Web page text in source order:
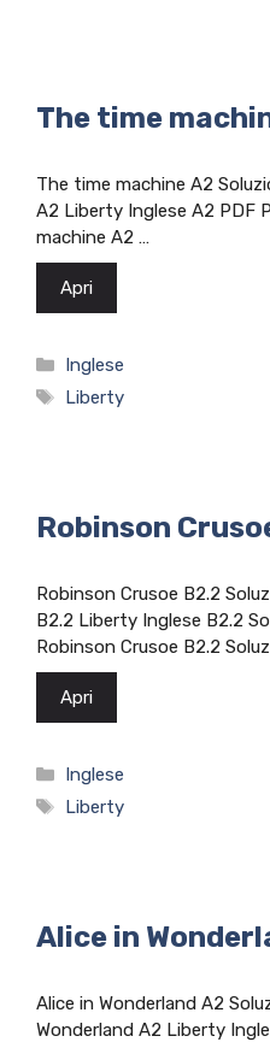
The time
The time machine A2
A2 Liberty Inglese A2 PDF
machine A2 …
Apri
Categorie
Inglese
Tag
Liberty
Robinson
Robinson Crusoe B2.2
B2.2 Liberty Inglese B2.2
Robinson Crusoe B2.2
Apri
Categorie
Inglese
Tag
Liberty
Alice in
Alice in Wonderland A2
Wonderland A2 Liberty